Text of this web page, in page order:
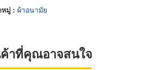
มู่ : ผ้าอนามัย
าที่คุณอาจสนใจ